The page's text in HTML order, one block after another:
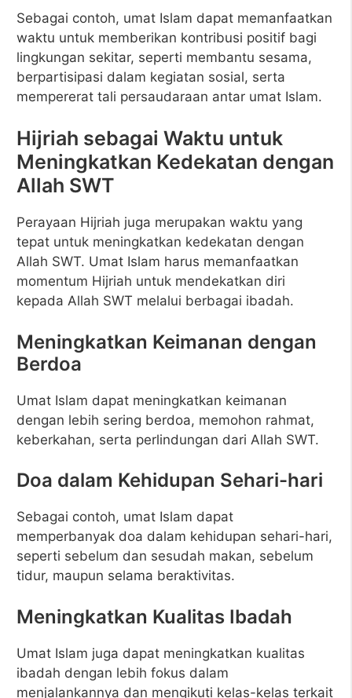
Sebagai contoh, umat Islam dapat memanfaatkan
waktu untuk memberikan kontribusi positif bagi
lingkungan sekitar, seperti membantu sesama,
berpartisipasi dalam kegiatan sosial, serta
mempererat tali persaudaraan antar umat Islam.
Hijriah sebagai Waktu untuk
Meningkatkan Kedekatan dengan
Allah SWT
Perayaan Hijriah juga merupakan waktu yang
tepat untuk meningkatkan kedekatan dengan
Allah SWT. Umat Islam harus memanfaatkan
momentum Hijriah untuk mendekatkan diri
kepada Allah SWT melalui berbagai ibadah.
Meningkatkan Keimanan dengan
Berdoa
Umat Islam dapat meningkatkan keimanan
dengan lebih sering berdoa, memohon rahmat,
keberkahan, serta perlindungan dari Allah SWT.
Doa dalam Kehidupan Sehari-hari
Sebagai contoh, umat Islam dapat
memperbanyak doa dalam kehidupan sehari-hari,
seperti sebelum dan sesudah makan, sebelum
tidur, maupun selama beraktivitas.
Meningkatkan Kualitas Ibadah
Umat Islam juga dapat meningkatkan kualitas
ibadah dengan lebih fokus dalam
menjalankannya dan mengikuti kelas-kelas terkait